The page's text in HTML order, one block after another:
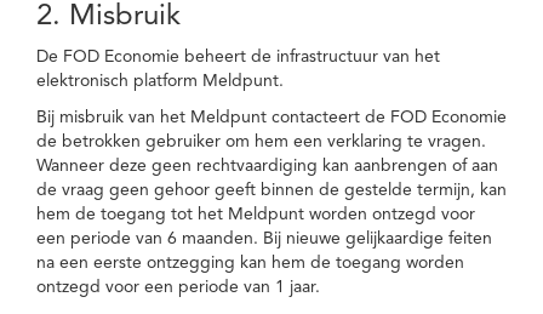
2. Misbruik
De FOD Economie beheert de infrastructuur van het
elektronisch platform Meldpunt.
Bij misbruik van het Meldpunt contacteert de FOD Economie
de betrokken gebruiker om hem een verklaring te vragen.
Wanneer deze geen rechtvaardiging kan aanbrengen of aan
de vraag geen gehoor geeft binnen de gestelde termijn, kan
hem de toegang tot het Meldpunt worden ontzegd voor
een periode van 6 maanden. Bij nieuwe gelijkaardige feiten
na een eerste ontzegging kan hem de toegang worden
ontzegd voor een periode van 1 jaar.